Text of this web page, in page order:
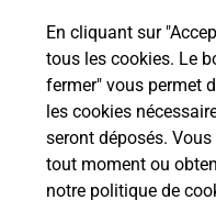
En cliquant sur
tous les cookies. Le
fermer" vous permet
les cookies
seront déposés.
tout moment ou
notre politique de
STATION SERVICE ENI